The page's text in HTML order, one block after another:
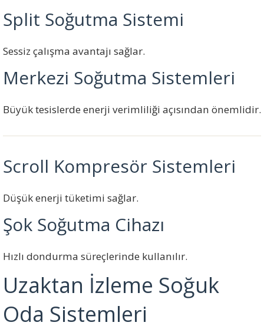
Split Soğutma Sistemi
Sessiz çalışma avantajı sağlar.
Merkezi Soğutma Sistemleri
Büyük tesislerde enerji verimliliği açısından önemlidir.
Scroll Kompresör Sistemleri
Düşük enerji tüketimi sağlar.
Şok Soğutma Cihazı
Hızlı dondurma süreçlerinde kullanılır.
Uzaktan İzleme Soğuk
Oda Sistemleri